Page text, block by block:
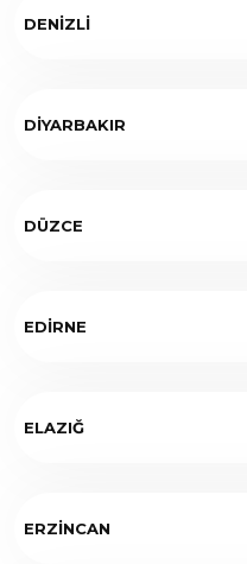
DENİZLİ
DİYARBAKIR
DÜZCE
EDİRNE
ELAZIĞ
ERZİNCAN